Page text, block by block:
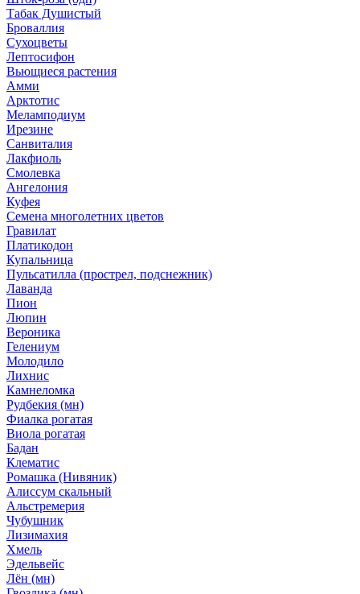
Табак Душистый
Броваллия
Сухоцветы
Лептосифон
Вьющиеся растения
Амми
Арктотис
Меламподиум
Ирезине
Санвиталия
Лакфиоль
Смолевка
Ангелония
Куфея
Семена многолетних цветов
Гравилат
Платикодон
Купальница
Пульсатилла (прострел, подснежник)
Лаванда
Пион
Люпин
Вероника
Гелениум
Молодило
Лихнис
Камнеломка
Рудбекия (мн)
Фиалка рогатая
Виола рогатая
Бадан
Клематис
Ромашка (Нивяник)
Алиссум скальный
Альстремерия
Чубушник
Лизимахия
Хмель
Эдельвейс
Лён (мн)